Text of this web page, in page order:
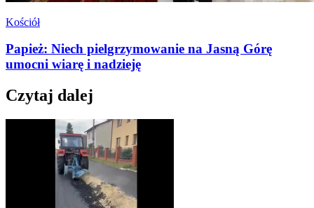
Kościół
Papież: Niech pielgrzymowanie na Jasną Górę
umocni wiarę i nadzieję
Czytaj dalej